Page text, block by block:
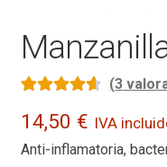
con4.67 de
5 en base a
(3
14,50 € IVA
Anti-inflamatoria,